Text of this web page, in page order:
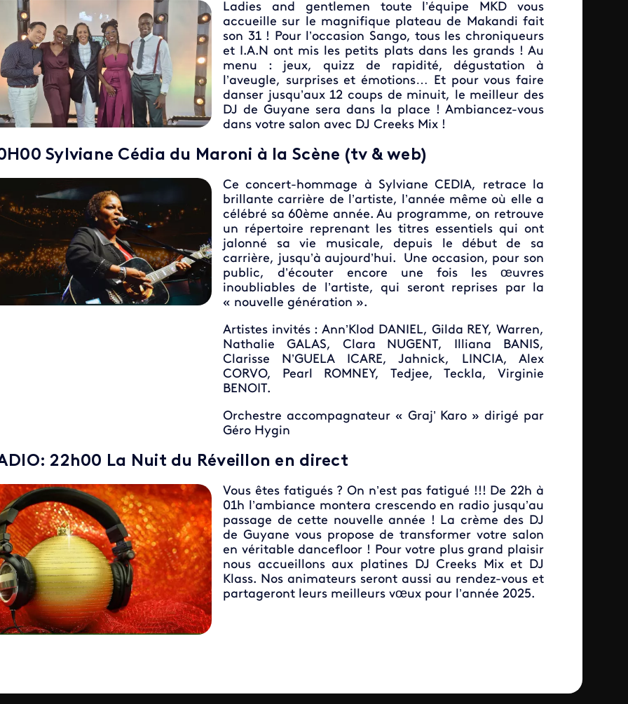
Ladies and gentlemen toute l’équipe MKD vous
accueille sur le magnifique plateau de Makandi fait
son 31 ! Pour l’occasion Sango, tous les chroniqueurs
et I.A.N ont mis les petits plats dans les grands ! Au
menu : jeux, quizz de rapidité, dégustation à
l’aveugle, surprises et émotions… Et pour vous faire
danser jusqu’aux 12 coups de minuit, le meilleur des
DJ de Guyane sera dans la place ! Ambiancez-vous
dans votre salon avec DJ Creeks Mix !
Sylviane Cédia du Maroni à la Scène (tv & web)
Ce concert-hommage à Sylviane CEDIA, retrace la
brillante carrière de l’artiste, l’année même où elle a
célébré sa 60ème année. Au programme, on retrouve
un répertoire reprenant les titres essentiels qui ont
jalonné sa vie musicale, depuis le début de sa
carrière, jusqu’à aujourd’hui. Une occasion, pour son
public, d’écouter encore une fois les œuvres
inoubliables de l’artiste, qui seront reprises par la
« nouvelle génération ».
Artistes invités : Ann’Klod DANIEL, Gilda REY, Warren,
Nathalie GALAS, Clara NUGENT, Illiana BANIS,
Clarisse N’GUELA ICARE, Jahnick, LINCIA, Alex
CORVO, Pearl ROMNEY, Tedjee, Teckla, Virginie
BENOIT.
Orchestre accompagnateur « Graj’ Karo » dirigé par
Géro Hygin
22h00 La Nuit du Réveillon en direct
Vous êtes fatigués ? On n’est pas fatigué !!! De 22h à
01h l’ambiance montera crescendo en radio jusqu’au
passage de cette nouvelle année ! La crème des DJ
de Guyane vous propose de transformer votre salon
en véritable dancefloor ! Pour votre plus grand plaisir
nous accueillons aux platines DJ Creeks Mix et DJ
Klass. Nos animateurs seront aussi au rendez-vous et
partageront leurs meilleurs vœux pour l’année 2025.